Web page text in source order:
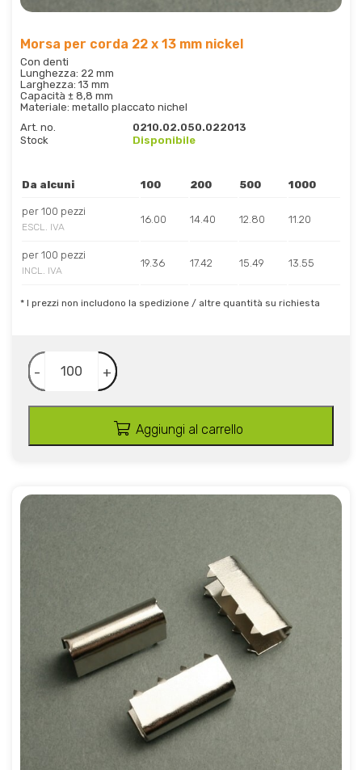
Morsa per corda 22 x 13 mm nickel
Con denti
Lunghezza: 22 mm
Larghezza: 13 mm
Capacità ± 8,8 mm
Materiale: metallo placcato nichel
Art. no.
0210.02.050.022013
Stock
Disponibile
Da alcuni 100 200 500 1000
per 100 pezzi
ESCL. IVA
16.00 14.40 12.80 11.20
per 100 pezzi
INCL. IVA
19.36 17.42 15.49 13.55
* I prezzi non includono la spedizione / altre quantità su richiesta
- +
Aggiungi al carrello